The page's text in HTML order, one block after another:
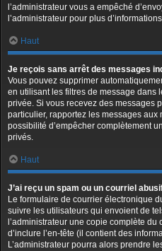
l’administrateur vous a empêché
l’administrateur pour plus
Haut
Je reçois sans arrêt des messages
Vous pouvez supprimer
en utilisant les filtres de message dans
privée. Si vous recevez des messages
particulier, rapportez les messages
possibilité d’empêcher complètement
privés.
Haut
J’ai reçu un spam ou un courriel
Le formulaire de courrier électronique
suivre les utilisateurs qui envoient de
l’administrateur une copie complète
d’inclure l’en-tête (il contient des
L’administrateur pourra alors prendre